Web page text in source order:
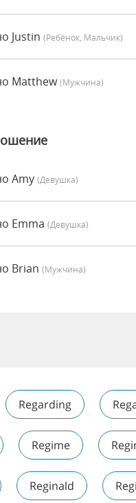
Justin (Ребёнок, Мальчик)
Matthew(мужчина)
Amy (девушка)
Emma (девушка)
Brian (мужчина)
Regarding
Regime
Reginald